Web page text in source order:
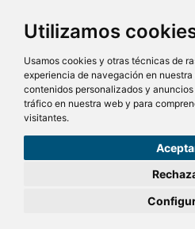
Utilizamos
Usamos cookies y otras técnicas de
experiencia de navegación en
contenidos personalizados y
tráfico en nuestra web y para
visitantes.
SG Entornos Turísticos S.L. Av. Vila Verde
Todos los derechos